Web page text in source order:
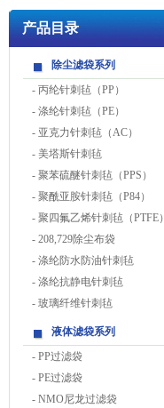
产品目录
除尘滤袋系列
- 丙纶针刺毡（PP）
- 涤纶针刺毡（PE）
- 亚克力针刺毡（AC）
- 美塔斯针刺毡
- 聚苯硫醚针刺毡（PPS）
- 聚酰亚胺针刺毡（P84）
- 聚四氟乙烯针刺毡（PTFE）
- 208,729除尘布袋
- 涤纶防水防油针刺毡
- 涤纶抗静电针刺毡
- 玻璃纤维针刺毡
液体滤袋系列
- PP过滤袋
- PE过滤袋
- NMO尼龙过滤袋